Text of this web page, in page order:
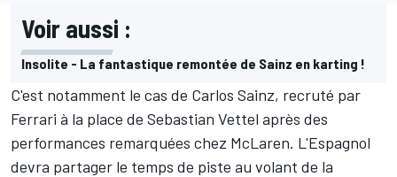
Voir aussi :
Insolite - La fantastique remontée de Sainz en karting !
C'est notamment le cas de Carlos Sainz, recruté par
Ferrari à la place de Sebastian Vettel après des
performances remarquées chez McLaren. L'Espagnol
devra partager le temps de piste au volant de la